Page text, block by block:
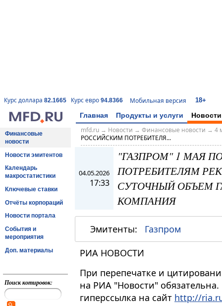
Курс доллара 82.1665 Курс евро 94.8366 Мобильная версия 18+
Главная Продукты и услуги Новости
Финансовые
новости
Новости эмитентов
Календарь
макростатистики
Ключевые ставки
Отчёты корпораций
Новости портала
События и
мероприятия
Доп. материалы
Поиск котировок:
mfd.ru→ Новости → Финансовые новости → 4
РОССИЙСКИМ ПОТРЕБИТЕЛЯ...
04.05.2026
17:33
"ГАЗПРОМ" 1 МАЯ
ПОТРЕБИТЕЛЯМ
СУТОЧНЫЙ ОБЪЕМ
КОМПАНИЯ
Эмитенты: Газпром
РИА НОВОСТИ
При перепечатке и
на РИА "Новости"
гиперссылка на сайт http://